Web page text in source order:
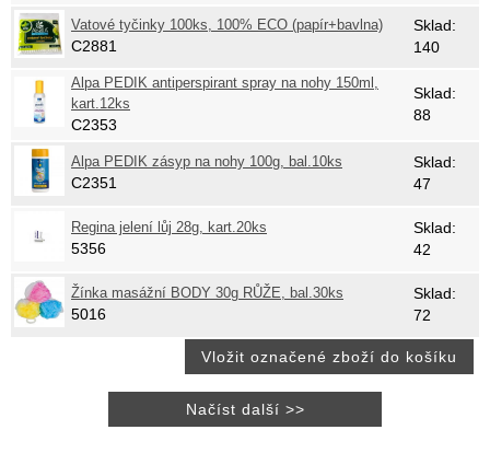
Vatové tyčinky 100ks, 100% ECO (papír+bavlna)
C2881
Sklad:
140
Alpa PEDIK antiperspirant spray na nohy 150ml,
kart.12ks
C2353
Sklad:
88
Alpa PEDIK zásyp na nohy 100g, bal.10ks
C2351
Sklad:
47
Regina jelení lůj 28g, kart.20ks
5356
Sklad:
42
Žínka masážní BODY 30g RŮŽE, bal.30ks
5016
Sklad:
72